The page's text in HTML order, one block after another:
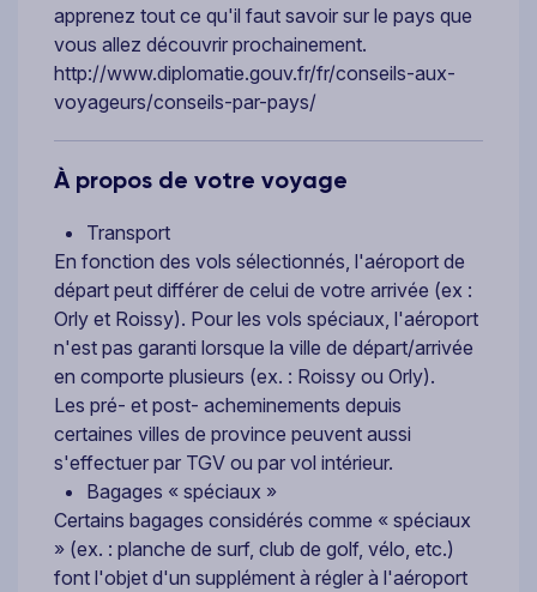
apprenez tout ce qu'il faut savoir sur le pays que
vous allez découvrir prochainement.
http://www.diplomatie.gouv.fr/fr/conseils-aux-
voyageurs/conseils-par-pays/
À propos de votre voyage
Transport
En fonction des vols sélectionnés, l'aéroport de
départ peut différer de celui de votre arrivée (ex :
Orly et Roissy). Pour les vols spéciaux, l'aéroport
n'est pas garanti lorsque la ville de départ/arrivée
en comporte plusieurs (ex. : Roissy ou Orly).
Les pré- et post- acheminements depuis
certaines villes de province peuvent aussi
s'effectuer par TGV ou par vol intérieur.
Bagages « spéciaux »
Certains bagages considérés comme « spéciaux
» (ex. : planche de surf, club de golf, vélo, etc.)
font l'objet d'un supplément à régler à l'aéroport